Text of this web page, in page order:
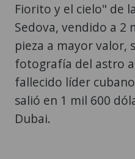
Fiorito y el cielo" de
Sedova, vendido a 2
pieza a mayor valor,
fotografía del astro
fallecido líder
salió en 1 mil 600
Dubai.